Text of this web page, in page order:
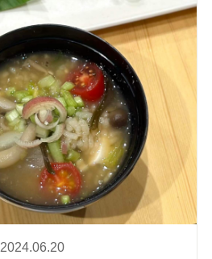
2024.06.20